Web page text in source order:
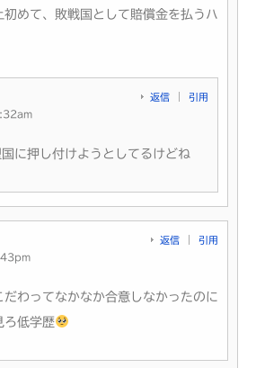
初めて、敗戦国として賠償金を払うハ
返信 引用
に押し付けようとしてるけどね
返信 引用
だわってなかなか合意しなかったのに
ろ低学歴